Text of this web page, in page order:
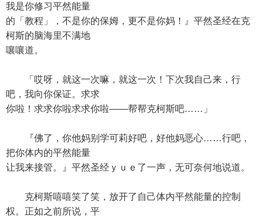
我是你修习平然能量
的「教程」，不是你的保姆，更不是你妈！』平然圣经在克
柯斯的脑海里不满地
嚷嚷道。
「哎呀，就这一次嘛，就这一次！下次我自己来，行
吧，我向你保证。求求
你啦！求求你啦求求你啦——帮帮克柯斯吧……」
『佛了，你他妈别学可莉好吧，好他妈恶心……行吧，
把你体内的平然能量
让我来接管。』平然圣经ｙｕｅ了一声，无可奈何地说道。
克柯斯嘻嘻笑了笑，放开了自己体内平然能量的控制
权。正如之前所说，平